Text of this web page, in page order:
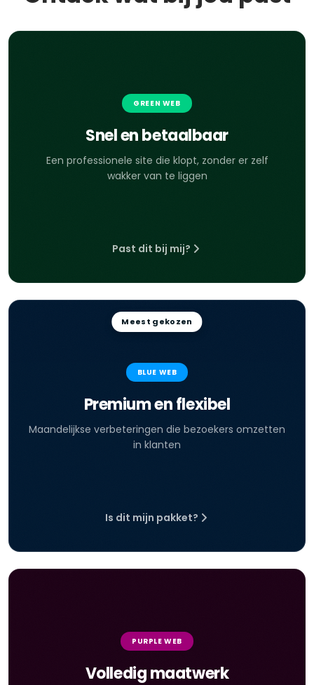
GREEN WEB
Snel en betaalbaar
Een professionele site die klopt, zonder er zelf
wakker van te liggen
Past dit bij mij?
Meest gekozen
BLUE WEB
Premium en flexibel
Maandelijkse verbeteringen die bezoekers omzetten
in klanten
Is dit mijn pakket?
PURPLE WEB
Volledig maatwerk